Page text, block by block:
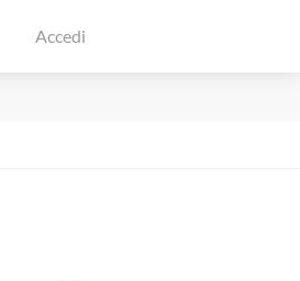
Accedi